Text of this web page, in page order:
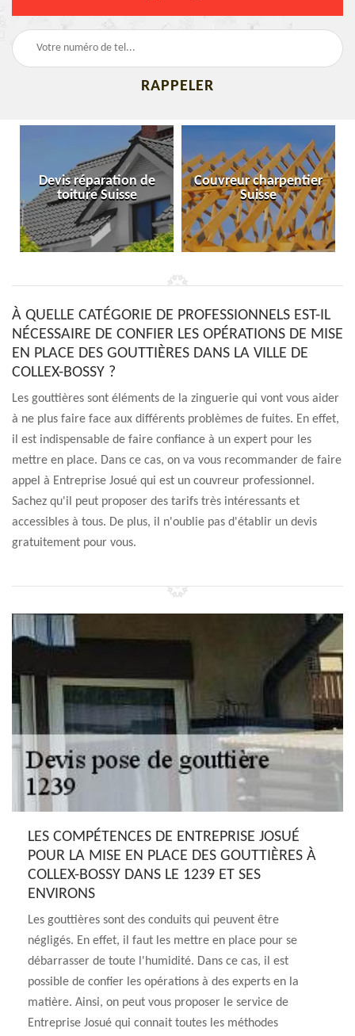
Devis réparation de
toiture Suisse
Couvreur charpentier
Suisse
À QUELLE CATÉGORIE DE PROFESSIONNELS EST-IL
NÉCESSAIRE DE CONFIER LES OPÉRATIONS DE MISE
EN PLACE DES GOUTTIÈRES DANS LA VILLE DE
COLLEX-BOSSY ?
Les gouttières sont éléments de la zinguerie qui vont vous aider
à ne plus faire face aux différents problèmes de fuites. En effet,
il est indispensable de faire confiance à un expert pour les
mettre en place. Dans ce cas, on va vous recommander de faire
appel à Entreprise Josué qui est un couvreur professionnel.
Sachez qu'il peut proposer des tarifs très intéressants et
accessibles à tous. De plus, il n'oublie pas d'établir un devis
gratuitement pour vous.
LES COMPÉTENCES DE ENTREPRISE JOSUÉ
POUR LA MISE EN PLACE DES GOUTTIÈRES À
COLLEX-BOSSY DANS LE 1239 ET SES
ENVIRONS
Les gouttières sont des conduits qui peuvent être
négligés. En effet, il faut les mettre en place pour se
débarrasser de toute l'humidité. Dans ce cas, il est
possible de confier les opérations à des experts en la
matière. Ainsi, on peut vous proposer le service de
Entreprise Josué qui connait toutes les méthodes